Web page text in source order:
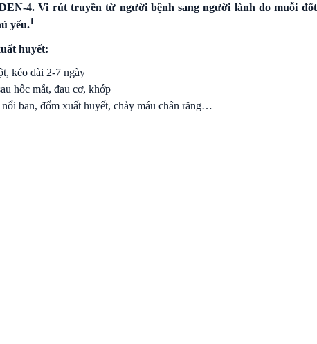
4. Vi rút truyền từ người bệnh sang người lành do muỗi
yếu.1
huyết:
kéo dài 2-7 ngày
hốc mắt, đau cơ, khớp
ban, đốm xuất huyết, chảy máu chân răng…